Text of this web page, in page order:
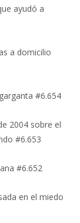
ayudó a
a domicilio
#6.654
2004 sobre el
#6.653
#6.652
en el miedo